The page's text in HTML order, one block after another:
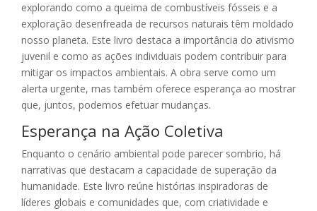
explorando como a queima de combustíveis fósseis e a
exploração desenfreada de recursos naturais têm moldado
nosso planeta. Este livro destaca a importância do ativismo
juvenil e como as ações individuais podem contribuir para
mitigar os impactos ambientais. A obra serve como um
alerta urgente, mas também oferece esperança ao mostrar
que, juntos, podemos efetuar mudanças.
Esperança na Ação Coletiva
Enquanto o cenário ambiental pode parecer sombrio, há
narrativas que destacam a capacidade de superação da
humanidade. Este livro reúne histórias inspiradoras de
líderes globais e comunidades que, com criatividade e